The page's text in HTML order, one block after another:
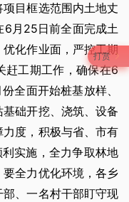
打赏
目框选范围内土地丈
6月25日前全面完成土
化作业面，严控工期
赶工期工作，确保在6
全面开始桩基放样、
础开挖、浇筑、设备
度，积极与省、市有
实施，全力争取林地
全力优化环境，各乡
、一名村干部盯守现